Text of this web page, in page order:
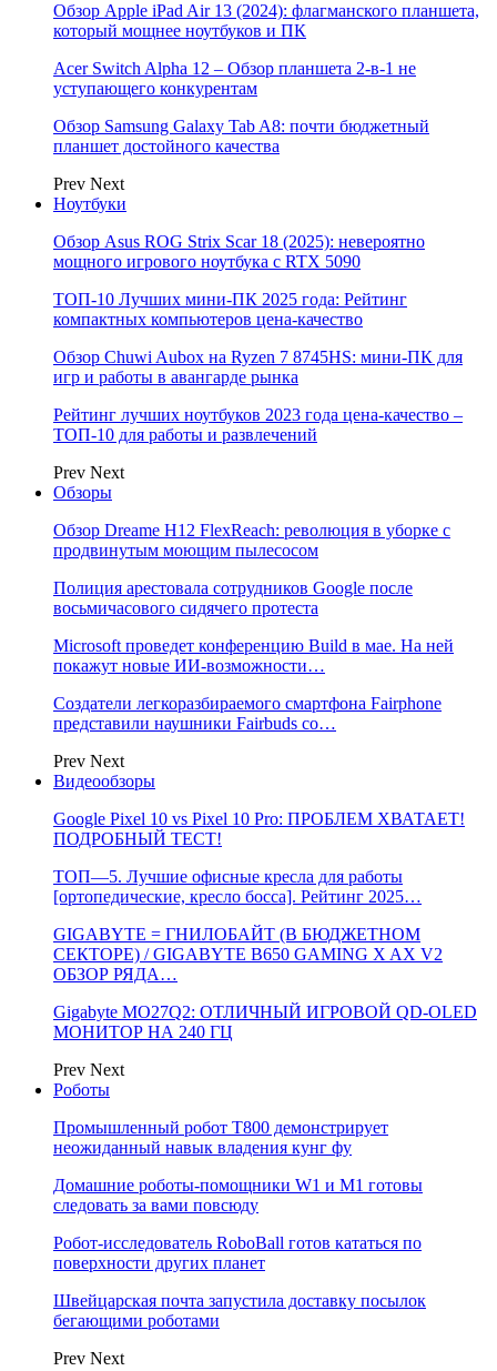
Обзор Apple iPad Air 13 (2024): флагманского планшета,
который мощнее ноутбуков и ПК
Acer Switch Alpha 12 – Обзор планшета 2-в-1 не
уступающего конкурентам
Обзор Samsung Galaxy Tab A8: почти бюджетный
планшет достойного качества
Prev Next
Ноутбуки
Обзор Asus ROG Strix Scar 18 (2025): невероятно
мощного игрового ноутбука с RTX 5090
ТОП-10 Лучших мини-ПК 2025 года: Рейтинг
компактных компьютеров цена-качество
Обзор Chuwi Aubox на Ryzen 7 8745HS: мини-ПК для
игр и работы в авангарде рынка
Рейтинг лучших ноутбуков 2023 года цена-качество –
ТОП-10 для работы и развлечений
Prev Next
Обзоры
Обзор Dreame H12 FlexReach: революция в уборке с
продвинутым моющим пылесосом
Полиция арестовала сотрудников Google после
восьмичасового сидячего протеста
Microsoft проведет конференцию Build в мае. На ней
покажут новые ИИ-возможности…
Создатели легкоразбираемого смартфона Fairphone
представили наушники Fairbuds со…
Prev Next
Видеообзоры
Google Pixel 10 vs Pixel 10 Pro: ПРОБЛЕМ ХВАТАЕТ!
ПОДРОБНЫЙ ТЕСТ!
ТОП—5. Лучшие офисные кресла для работы
[ортопедические, кресло босса]. Рейтинг 2025…
GIGABYTE = ГНИЛОБАЙТ (В БЮДЖЕТНОМ
СЕКТОРЕ) / GIGABYTE B650 GAMING X AX V2
ОБЗОР РЯДА…
Gigabyte MO27Q2: ОТЛИЧНЫЙ ИГРОВОЙ QD-OLED
МОНИТОР НА 240 ГЦ
Prev Next
Роботы
Промышленный робот Т800 демонстрирует
неожиданный навык владения кунг фу
Домашние роботы-помощники W1 и M1 готовы
следовать за вами повсюду
Робот-исследователь RoboBall готов кататься по
поверхности других планет
Швейцарская почта запустила доставку посылок
бегающими роботами
Prev Next